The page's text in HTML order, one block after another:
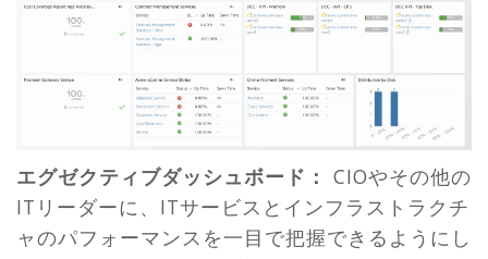
エグゼクティブダッシュボード： CIOやその他の
ITリーダーに、ITサービスとインフラストラクチ
ャのパフォーマンスを一目で把握できるようにし